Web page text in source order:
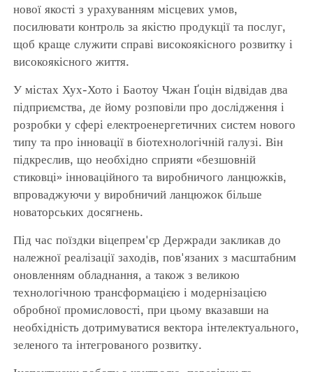
нової якості з урахуванням місцевих умов,
посилювати контроль за якістю продукції та послуг,
щоб краще служити справі високоякісного розвитку і
високоякісного життя.
У містах Хух-Хото і Баотоу Чжан Ґоцін відвідав два
підприємства, де йому розповіли про дослідження і
розробки у сфері електроенергетичних систем нового
типу та про інновації в біотехнологічній галузі. Він
підкреслив, що необхідно сприяти «безшовній
стиковці» інноваційного та виробничого ланцюжків,
впроваджуючи у виробничий ланцюжок більше
новаторських досягнень.
Під час поїздки віцепрем'єр Держради закликав до
належної реалізації заходів, пов'язаних з масштабним
оновленням обладнання, а також з великою
технологічною трансформацією і модернізацією
обробної промисловості, при цьому вказавши на
необхідність дотримуватися вектора інтелектуального,
зеленого та інтегрованого розвитку.